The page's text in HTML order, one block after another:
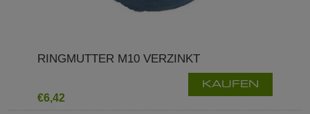
RINGMUTTER M10 VERZINKT
€6,42
KAUFEN